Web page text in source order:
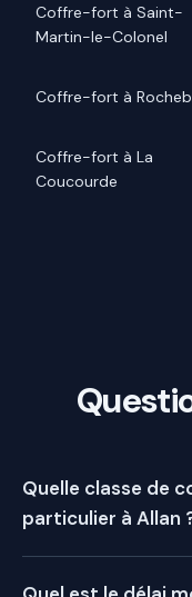
Coffre-fort à Saint-
Martin-le-Colonel
Coffre-fort à
Coffre-fort à La
Coucourde
Quelle classe de
particulier à Allan